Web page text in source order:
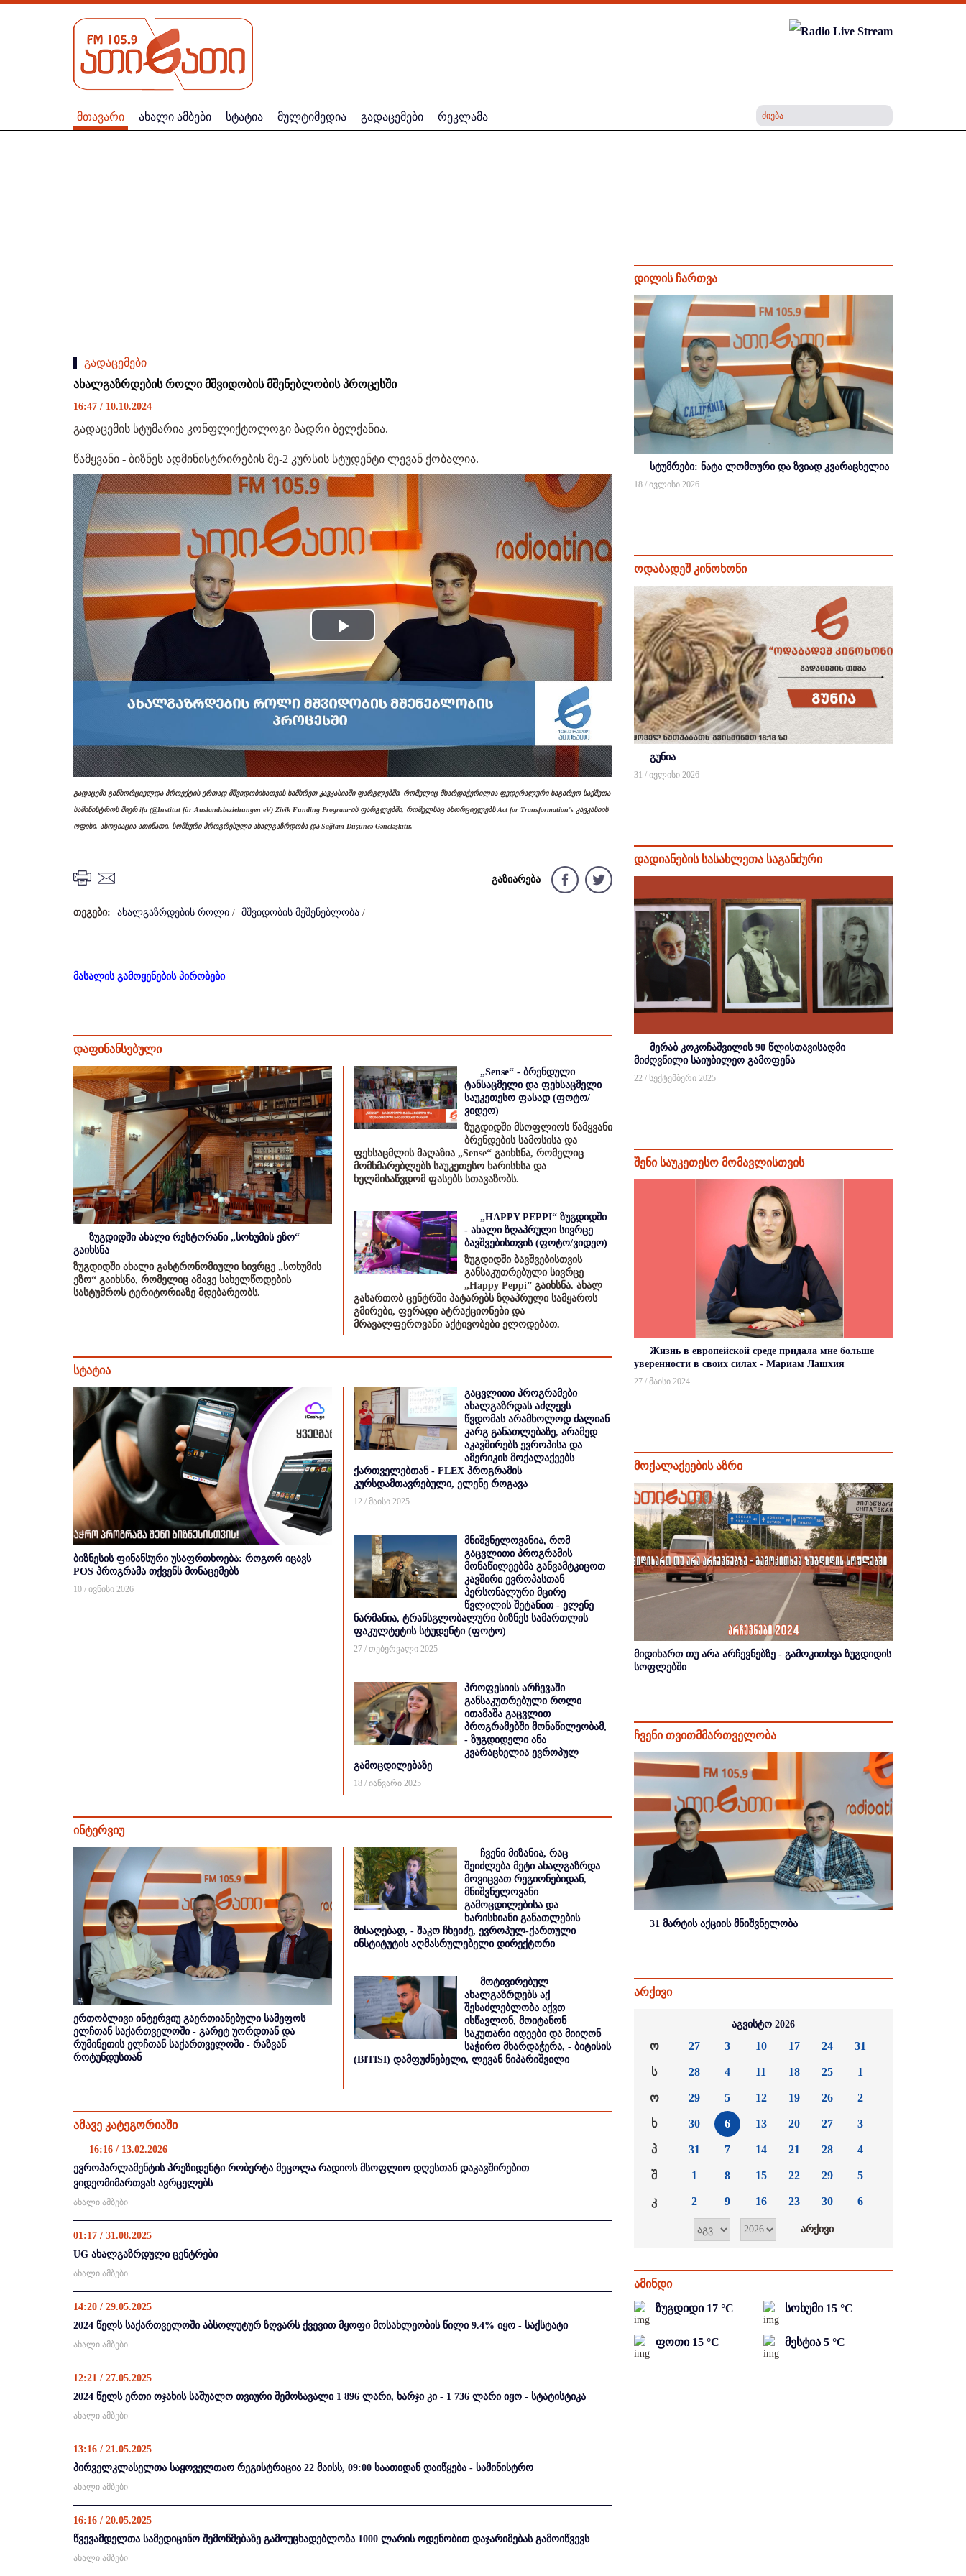
მთავარი ახალი ამბები სტატია მულტიმედია გადაცემები რეკლამა
გადაცემები
ახალგაზრდების როლი მშვიდობის მშენებლობის პროცესში
16:47 / 10.10.2024
გადაცემის სტუმარია კონფლიქტოლოგი ბადრი ბელქანია.
წამყვანი - ბიზნეს ადმინისტრირების მე-2 კურსის სტუდენტი ლევან ქობალია.
Play
Video
გადაცემა განხორციელდა პროექტის ერთად მშვიდობისათვის-სამხრეთ კავკასიაში ფარგლებში, რომელიც მხარდაჭერილია ფედერალური საგარეო საქმეთა
სამინისტროს მიერ ifa (@Institut für Auslandsbeziehungen eV) Zivik Funding Program-ის ფარგლებში, რომელსაც ახორციელებს Act for Transformation's კავკასიის
ოფისი, ასოციაცია ათინათი, სომხური პროგრესული ახალგაზრდობა და Sağlam Düşüncə Gəncləşkıtır.
გაზიარება
თეგები: ახალგაზრდების როლი / მშვიდობის მეშენებლობა /
მასალის გამოყენების პირობები
დაფინანსებული
ზუგდიდში ახალი რესტორანი „სოხუმის ეზო“
გაიხსნა
ზუგდიდში ახალი გასტრონომიული სივრცე „სოხუმის
ეზო“ გაიხსნა, რომელიც ამავე სახელწოდების
სასტუმროს ტერიტორიაზე მდებარეობს.
„Sense“ - ბრენდული
ტანსაცმელი და ფეხსაცმელი
საუკეთესო ფასად (ფოტო/
ვიდეო)
ზუგდიდში მსოფლიოს წამყვანი
ბრენდების სამოსისა და
ფეხსაცმლის მაღაზია „Sense“ გაიხსნა, რომელიც
მომხმარებლებს საუკეთესო ხარისხსა და
ხელმისაწვდომ ფასებს სთავაზობს.
„HAPPY PEPPI“ ზუგდიდში
- ახალი ზღაპრული სივრცე
ბავშვებისთვის (ფოტო/ვიდეო)
ზუგდიდში ბავშვებისთვის
განსაკუთრებული სივრცე
„Happy Peppi” გაიხსნა. ახალ
გასართობ ცენტრში პატარებს ზღაპრული სამყაროს
გმირები, ფერადი ატრაქციონები და
მრავალფეროვანი აქტივობები ელოდებათ.
სტატია
ბიზნესის ფინანსური უსაფრთხოება: როგორ იცავს
POS პროგრამა თქვენს მონაცემებს
10 / ივნისი 2026
გაცვლითი პროგრამები
ახალგაზრდას აძლევს
წვდომას არამხოლოდ ძალიან
კარგ განათლებაზე, არამედ
აკავშირებს ევროპისა და
ამერიკის მოქალაქეებს
ქართველებთან - FLEX პროგრამის
კურსდამთავრებული, ელენე როგავა
12 / მაისი 2025
მნიშვნელოვანია, რომ
გაცვლითი პროგრამის
მონაწილეებმა განვამტკიცოთ
კავშირი ევროპასთან
პერსონალური მცირე
წვლილის შეტანით - ელენე
ნარმანია, ტრანსგლობალური ბიზნეს სამართლის
ფაკულტეტის სტუდენტი (ფოტო)
27 / თებერვალი 2025
პროფესიის არჩევაში
განსაკუთრებული როლი
ითამაშა გაცვლით
პროგრამებში მონაწილეობამ,
- ზუგდიდელი ანა
კვარაცხელია ევროპულ
გამოცდილებაზე
18 / იანვარი 2025
ინტერვიუ
ერთობლივი ინტერვიუ გაერთიანებული სამეფოს
ელჩთან საქართველოში - გარეტ უორდთან და
რუმინეთის ელჩთან საქართველოში - რაზვან
როტუნდუსთან
ჩვენი მიზანია, რაც
შეიძლება მეტი ახალგაზრდა
მოვიცვათ რეგიონებიდან,
მნიშვნელოვანი
გამოცდილებისა და
ხარისხიანი განათლების
მისაღებად, - შაკო ჩხეიძე, ევროპულ-ქართული
ინსტიტუტის აღმასრულებელი დირექტორი
მოტივირებულ
ახალგაზრდებს აქ
შესაძლებლობა აქვთ
ისწავლონ, მოიტანონ
საკუთარი იდეები და მიიღონ
საჭირო მხარდაჭერა, - ბიტისის
(BITISI) დამფუძნებელი, ლევან ნიპარიშვილი
ამავე კატეგორიაში
16:16 / 13.02.2026
ევროპარლამენტის პრეზიდენტი რობერტა მეცოლა რადიოს მსოფლიო დღესთან დაკავშირებით
ვიდეომიმართვას ავრცელებს
ახალი ამბები
01:17 / 31.08.2025
UG ახალგაზრდული ცენტრები
ახალი ამბები
14:20 / 29.05.2025
2024 წელს საქართველოში აბსოლუტურ ზღვარს ქვევით მყოფი მოსახლეობის წილი 9.4% იყო - საქსტატი
ახალი ამბები
12:21 / 27.05.2025
2024 წელს ერთი ოჯახის საშუალო თვიური შემოსავალი 1 896 ლარი, ხარჯი კი - 1 736 ლარი იყო - სტატისტიკა
ახალი ამბები
13:16 / 21.05.2025
პირველკლასელთა საყოველთაო რეგისტრაცია 22 მაისს, 09:00 საათიდან დაიწყება - სამინისტრო
ახალი ამბები
16:16 / 20.05.2025
წვევამდელთა სამედიცინო შემოწმებაზე გამოუცხადებლობა 1000 ლარის ოდენობით დაჯარიმებას გამოიწვევს
ახალი ამბები
დილის ჩართვა
სტუმრები: ნატა ლომოური და ზვიად კვარაცხელია
18 / ივლისი 2026
ოდაბადეშ კინოხონი
გუნია
31 / ივლისი 2026
დადიანების სასახლეთა საგანძური
მერაბ კოკოჩაშვილის 90 წლისთავისადმი
მიძღვნილი საიუბილეო გამოფენა
22 / სექტემბერი 2025
შენი საუკეთესო მომავლისთვის
Жизнь в европейской среде придала мне больше
уверенности в своих силах - Мариам Лашхия
27 / მაისი 2024
მოქალაქეების აზრი
მიდიხართ თუ არა არჩევნებზე - გამოკითხვა ზუგდიდის
სოფლებში
ჩვენი თვითმმართველობა
31 მარტის აქციის მნიშვნელობა
არქივი
აგვისტო 2026
ო
ს
ო
ხ
პ
შ
კ
27
28
29
30
31
1
2
3
4
5
6
7
8
9
10
11
12
13
14
15
16
17
18
19
20
21
22
23
24
25
26
27
28
29
30
31
1
2
3
4
5
6
ამინდი
ზუგდიდი 17 °C სოხუმი 15 °C
ფოთი 15 °C მესტია 5 °C